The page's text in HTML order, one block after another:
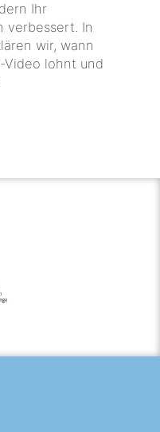
Ihr
verbessert. In
wir, wann
Video lohnt und